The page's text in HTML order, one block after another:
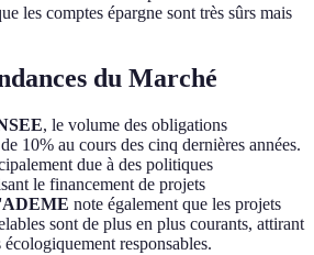
les comptes épargne sont très sûrs mais
du Marché
, le volume des obligations
10% au cours des cinq dernières années.
due à des politiques
le financement de projets
ADEME note également que les projets
sont de plus en plus courants, attirant
responsables.